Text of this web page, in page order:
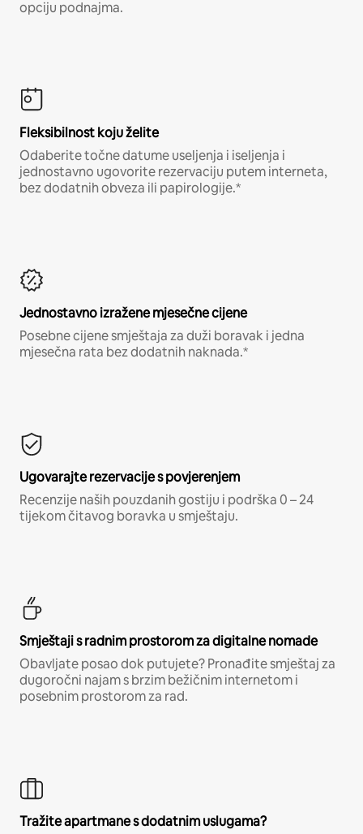
opciju podnajma.
Fleksibilnost koju želite
Odaberite točne datume useljenja i iseljenja i
jednostavno ugovorite rezervaciju putem interneta,
bez dodatnih obveza ili papirologije.*
Jednostavno izražene mjesečne cijene
Posebne cijene smještaja za duži boravak i jedna
mjesečna rata bez dodatnih naknada.*
Ugovarajte rezervacije s povjerenjem
Recenzije naših pouzdanih gostiju i podrška 0 – 24
tijekom čitavog boravka u smještaju.
Smještaji s radnim prostorom za digitalne nomade
Obavljate posao dok putujete? Pronađite smještaj za
dugoročni najam s brzim bežičnim internetom i
posebnim prostorom za rad.
Tražite apartmane s dodatnim uslugama?